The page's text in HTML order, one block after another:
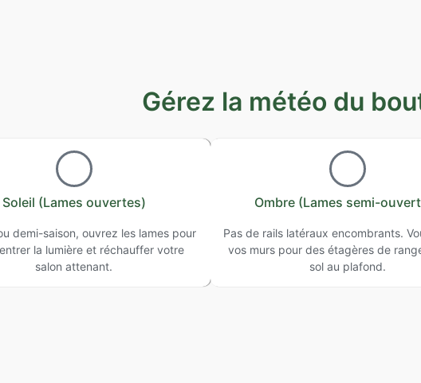
Gérez la météo du
Soleil (Lames ouvertes)
demi-saison, ouvrez les lames pour
la lumière et réchauffer votre
salon attenant.
Ombre (Lames semi-
Pas de rails latéraux encombrants.
vos murs pour des étagères de
sol au plafond.